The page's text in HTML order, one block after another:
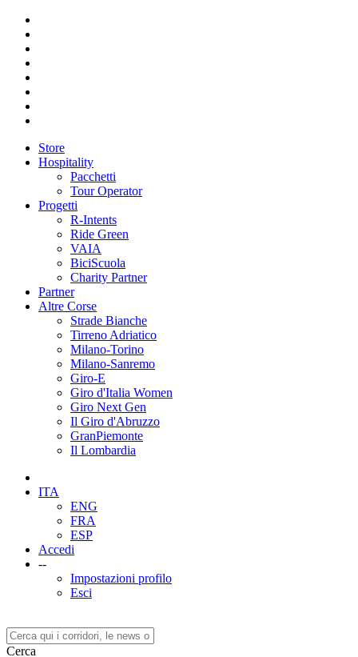
Store
Hospitality
Pacchetti
Tour Operator
Progetti
R-Intents
Ride Green
VAIA
BiciScuola
Charity Partner
Partner
Altre Corse
Strade Bianche
Tirreno Adriatico
Milano-Torino
Milano-Sanremo
Giro-E
Giro d'Italia Women
Giro Next Gen
Il Giro d'Abruzzo
GranPiemonte
Il Lombardia
ITA
ENG
FRA
ESP
Accedi
--
Impostazioni profilo
Esci
Cerca